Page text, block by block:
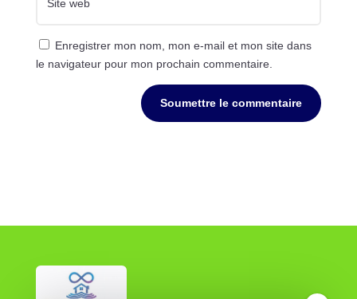
Enregistrer mon nom, mon e-mail et mon site dans
le navigateur pour mon prochain commentaire.
Soumettre le commentaire